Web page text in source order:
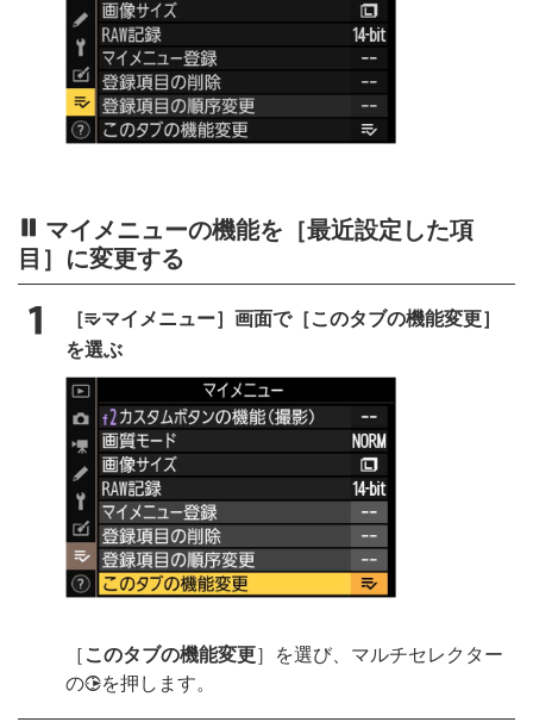
マイメニューの機能を［最近設定した項
目 ］に変更する
［Oマイメニュー］画面で［このタブの機能変更］
を選ぶ
［このタブの機能変更］を選び、マルチセレクター
の2を押します。